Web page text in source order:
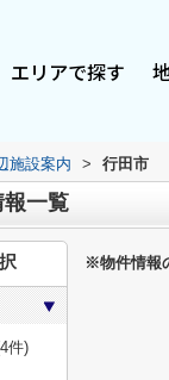
エリアで探す
施設案内 > 行田市
一覧
※物件情報
件)